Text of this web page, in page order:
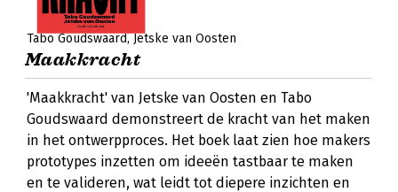
Tabo Goudswaard Jetske van Oosten
Maakkracht
'Maakkracht' van Jetske van Oosten en Tabo
Goudswaard demonstreert de kracht van het maken
in het ontwerpproces. Het boek laat zien hoe makers
prototypes inzetten om ideeën tastbaar te maken
en te valideren, wat leidt tot diepere inzichten en